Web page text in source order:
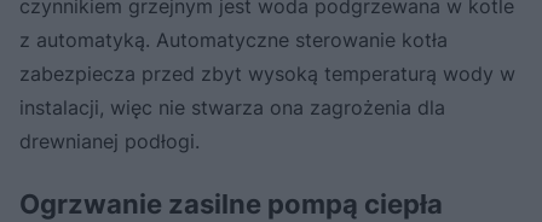
czynnikiem grzejnym jest woda podgrzewana w kotle
z automatyką. Automatyczne sterowanie kotła
zabezpiecza przed zbyt wysoką temperaturą wody w
instalacji, więc nie stwarza ona zagrożenia dla
drewnianej podłogi.
Ogrzwanie zasilne pompą ciepła